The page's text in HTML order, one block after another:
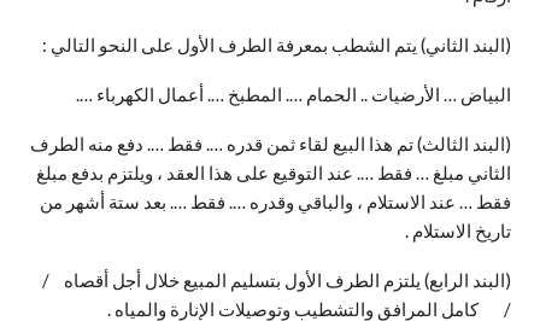
(البند الثاني) يتم الشطب بمعرفة الطرف الأول على النحو التالي :
البياض … الأرضيات .. الحمام …. المطبخ …. أعمال الكهرباء ….
(البند الثالث) تم هذا البيع لقاء ثمن قدره …. فقط …. دفع منه الطرف
الثاني مبلغ … فقط …. عند التوقيع على هذا العقد ، ويلتزم بدفع مبلغ
فقط … عند الاستلام ، والباقي وقدره …. فقط …. بعد ستة أشهر من
تاريخ الاستلام .
(البند الرابع) يلتزم الطرف الأول بتسليم المبيع خلال أجل أقصاه /
/ كامل المرافق والتشطيب وتوصيلات الإنارة والمياه .